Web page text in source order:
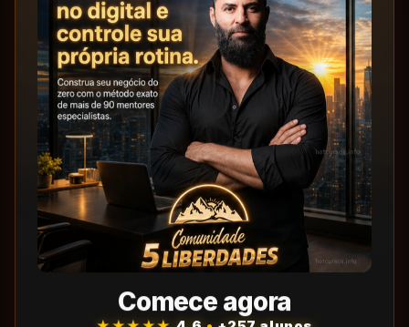
Comece agora